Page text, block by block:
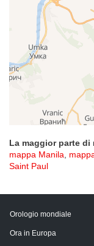
La maggior parte
mappa Manila,
Saint Paul
Orologio mondiale
Ora in Europa